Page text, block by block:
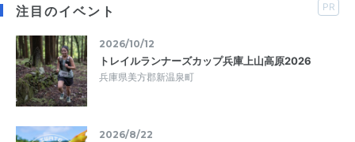
注目のイベント PR
2026/10/12
トレイルランナーズカップ兵庫上山高原2026
兵庫県美方郡新温泉町
2026/8/22